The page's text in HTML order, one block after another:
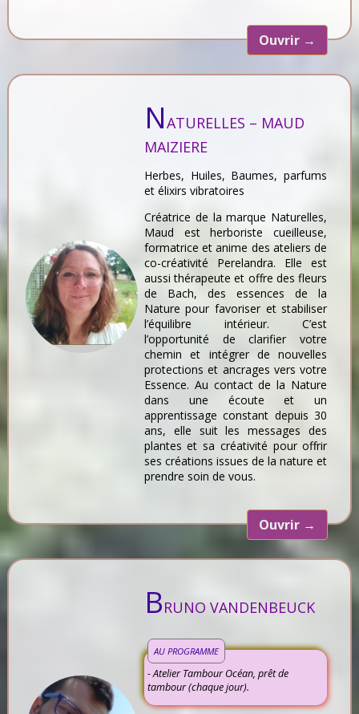
Ouvrir →
NATURELLES – MAUD
MAIZIERE
Herbes, Huiles, Baumes, parfums
et élixirs vibratoires
Créatrice de la marque Naturelles,
Maud est herboriste cueilleuse,
formatrice et anime des ateliers de
co-créativité Perelandra. Elle est
aussi thérapeute et offre des fleurs
de Bach, des essences de la
Nature pour favoriser et stabiliser
l’équilibre intérieur. C’est
l’opportunité de clarifier votre
chemin et intégrer de nouvelles
protections et ancrages vers votre
Essence. Au contact de la Nature
dans une écoute et un
apprentissage constant depuis 30
ans, elle suit les messages des
plantes et sa créativité pour offrir
ses créations issues de la nature et
prendre soin de vous.
Ouvrir →
BRUNO VANDENBEUCK
AU PROGRAMME
- Atelier Tambour Océan, prêt de
tambour (chaque jour).